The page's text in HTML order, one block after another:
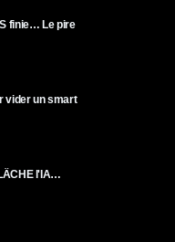
finie… Le pire
vider un smart
l'IA…